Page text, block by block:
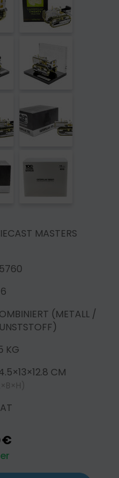
MASTERS
(METALL /
KG
CM
€